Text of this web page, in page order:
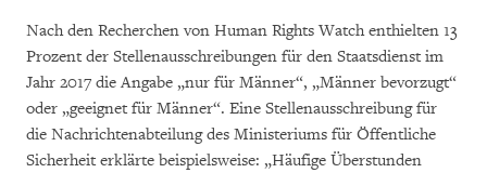
Nach den Recherchen von Human Rights Watch enthielten 13
Prozent der Stellenausschreibungen für den Staatsdienst im
Jahr 2017 die Angabe „nur für Männer“, „Männer bevorzugt“
oder „geeignet für Männer“. Eine Stellenausschreibung für
die Nachrichtenabteilung des Ministeriums für Öffentliche
Sicherheit erklärte beispielsweise: „Häufige Überstunden